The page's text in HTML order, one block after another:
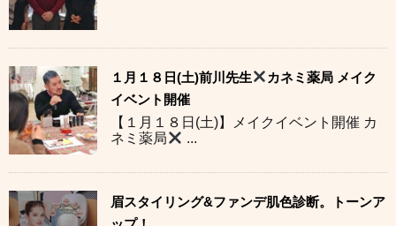
１月１８日(土)前川先生
カネミ薬局 メイク
イベント開催
【１月１８日(土)】メイクイベント開催 カ
ネミ薬局
...
眉スタイリング&ファンデ肌色診断。トーンア